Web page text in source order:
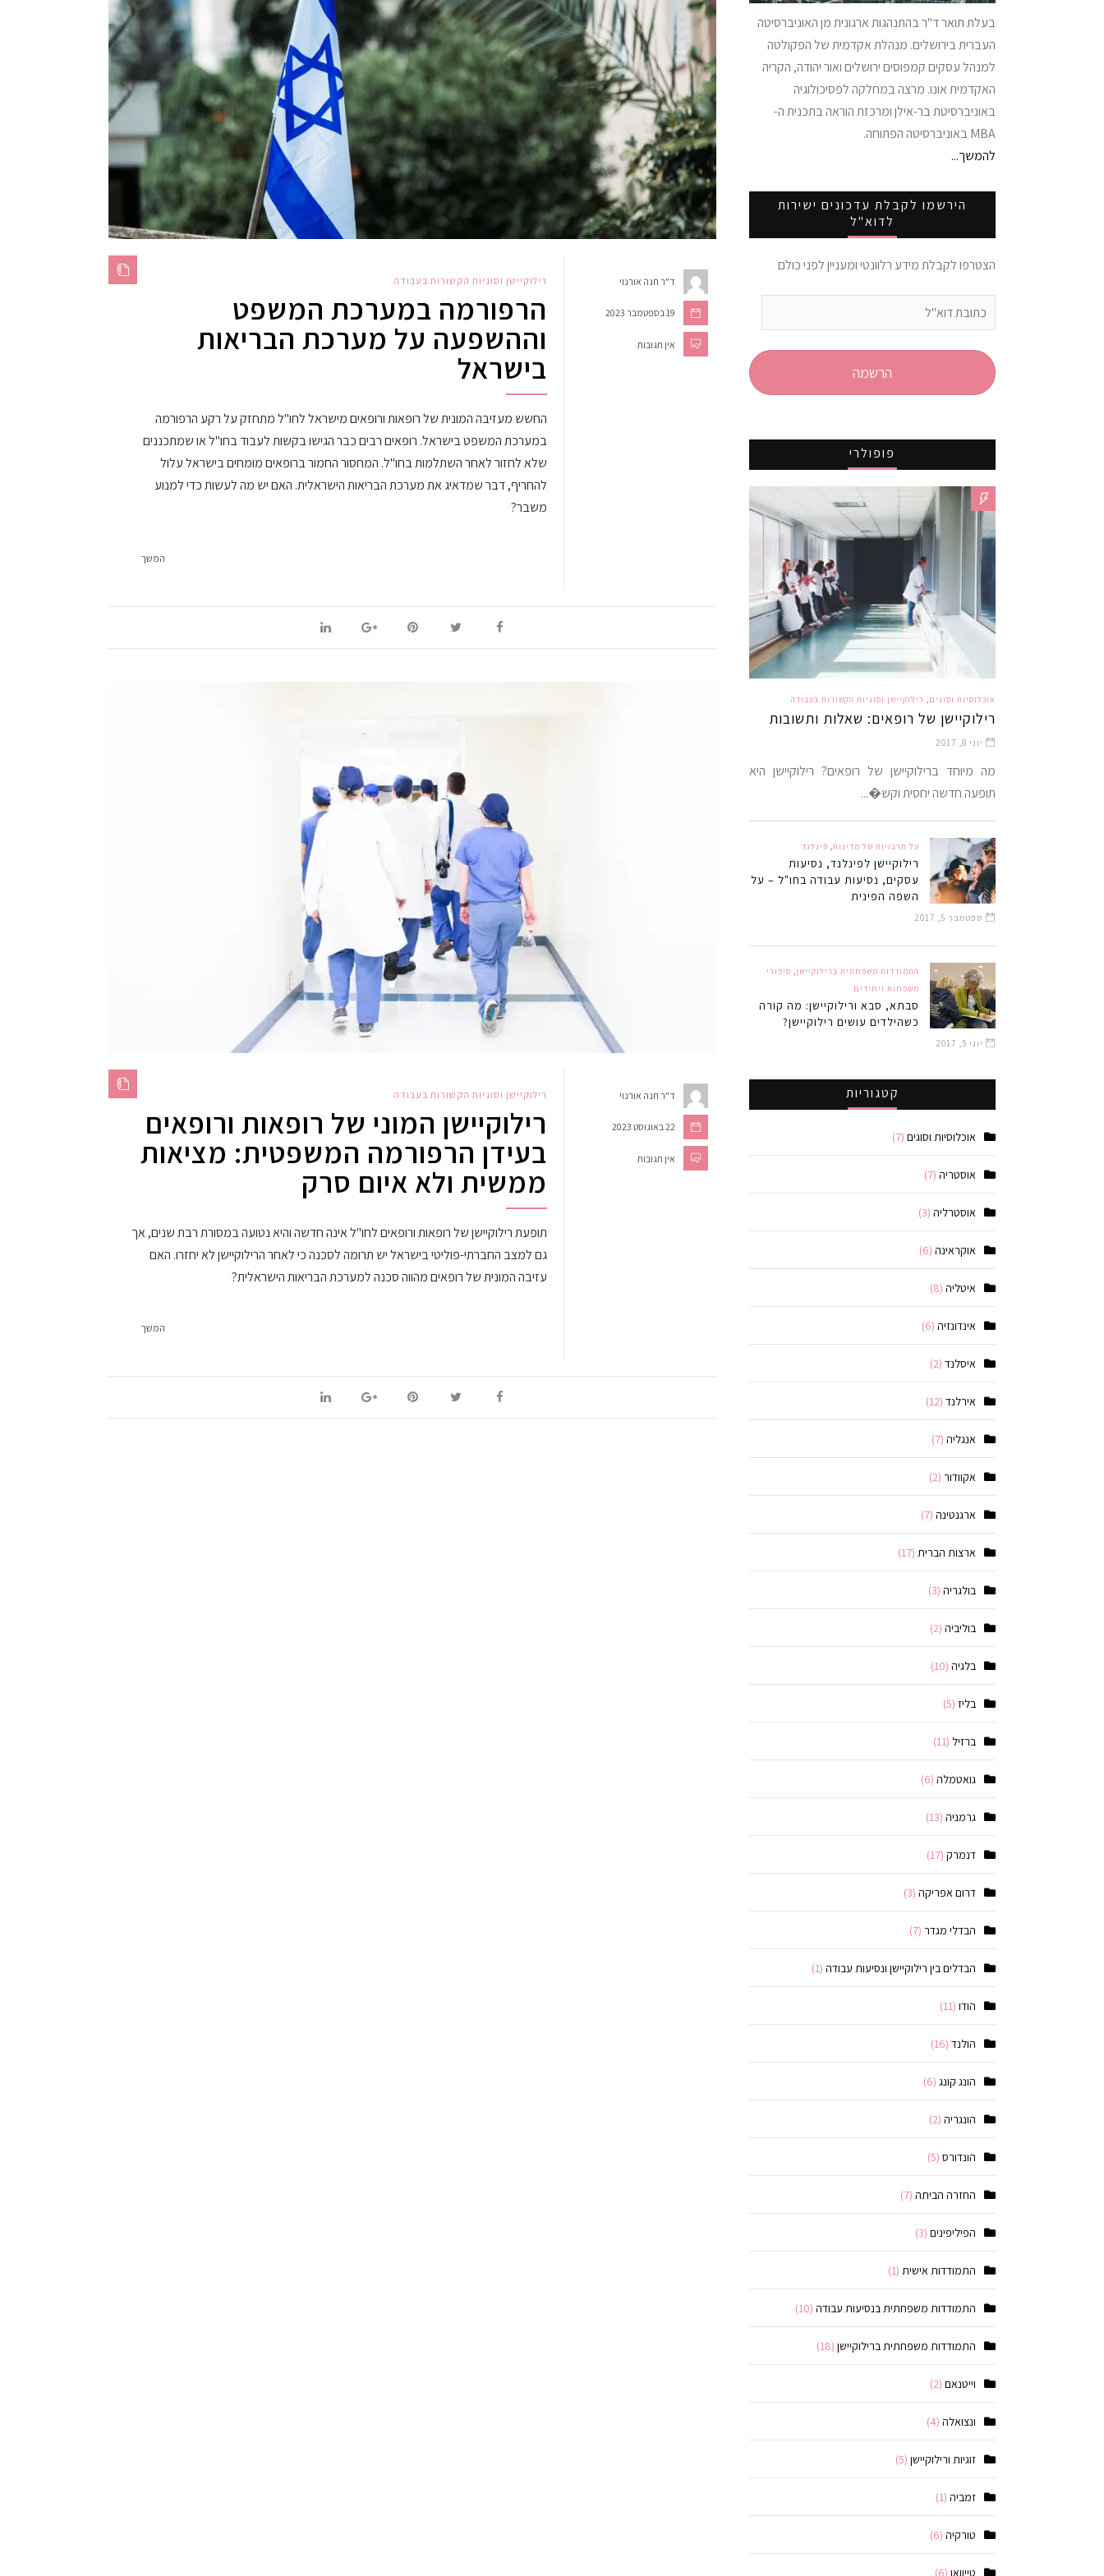
ד"ר חנה אורנוי
19 בספטמבר 2023
אין תגובות
רילוקיישן וסוגיות הקשורות בעבודה
הרפורמה במערכת המשפט
וההשפעה על מערכת הבריאות
בישראל
החשש מעזיבה המונית של רופאות ורופאים מישראל לחו"ל מתחזק על רקע הרפורמה
במערכת המשפט בישראל. רופאים רבים כבר הגישו בקשות לעבוד בחו"ל או שמתכננים
שלא לחזור לאחר השתלמות בחו"ל. המחסור החמור ברופאים מומחים בישראל עלול
להחריף, דבר שמדאיג את מערכת הבריאות הישראלית. האם יש מה לעשות כדי למנוע
משבר?
המשך
ד"ר חנה אורנוי
22 באוגוסט 2023
אין תגובות
רילוקיישן וסוגיות הקשורות בעבודה
רילוקיישן המוני של רופאות ורופאים
בעידן הרפורמה המשפטית: מציאות
ממשית ולא איום סרק
תופעת רילוקיישן של רופאות ורופאים לחו"ל אינה חדשה והיא נטועה במסורת רבת שנים, אך
גם למצב החברתי-פוליטי בישראל יש תרומה לסכנה כי לאחר הרילוקיישן לא יחזרו. האם
עזיבה המונית של רופאים מהווה סכנה למערכת הבריאות הישראלית?
המשך
בעלת תואר ד"ר בהתנהגות ארגונית מן האוניברסיטה
העברית בירושלים. מנהלת אקדמית של הפקולטה
למנהל עסקים קמפוסים ירושלים ואור יהודה, הקריה
האקדמית אונו. מרצה במחלקה לפסיכולוגיה
באוניברסיטת בר-אילן ומרכזת הוראה בתכנית ה-
MBA באוניברסיטה הפתוחה.
להמשך...
הירשמו לקבלת עדכונים ישירות
לדוא"ל
הצטרפו לקבלת מידע רלוונטי ומעניין לפני כולם
הרשמה
פופולרי
אוכלוסיות וסוגים, רילוקיישן וסוגיות הקשורות בעבודה
רילוקיישן של רופאים: שאלות ותשובות
יוני 8, 2017
מה מיוחד ברילוקיישן של רופאים? רילוקיישן היא
תופעה חדשה יחסית וקש�...
על תרבויות של מדינות, פינלנד
רילוקיישן לפינלנד, נסיעות
עסקים, נסיעות עבודה בחו"ל – על
השפה הפינית
ספטמבר 5, 2017
התמודדות משפחתית ברילוקיישן, סיפורי
משפחות ויחידים
סבתא, סבא ורילוקיישן: מה קורה
כשהילדים עושים רילוקיישן?
יוני 5, 2017
קטגוריות
אוכלוסיות וסוגים (7)
אוסטריה (7)
אוסטרליה (3)
אוקראינה (6)
איטליה (8)
אינדונזיה (6)
איסלנד (2)
אירלנד (12)
אנגליה (7)
אקוודור (2)
ארגנטינה (7)
ארצות הברית (17)
בולגריה (3)
בוליביה (2)
בלגיה (10)
בליז (5)
ברזיל (11)
גואטמלה (6)
גרמניה (13)
דנמרק (17)
דרום אפריקה (3)
הבדלי מגדר (7)
הבדלים בין רילוקיישן ונסיעות עבודה (1)
הודו (11)
הולנד (16)
הונג קונג (6)
הונגריה (2)
הונדורס (5)
החזרה הביתה (7)
הפיליפינים (3)
התמודדות אישית (1)
התמודדות משפחתית בנסיעות עבודה (10)
התמודדות משפחתית ברילוקיישן (18)
וייטנאם (2)
ונצואלה (4)
זוגיות ורילוקיישן (5)
זמביה (1)
טורקיה (6)
טייוואן (6)